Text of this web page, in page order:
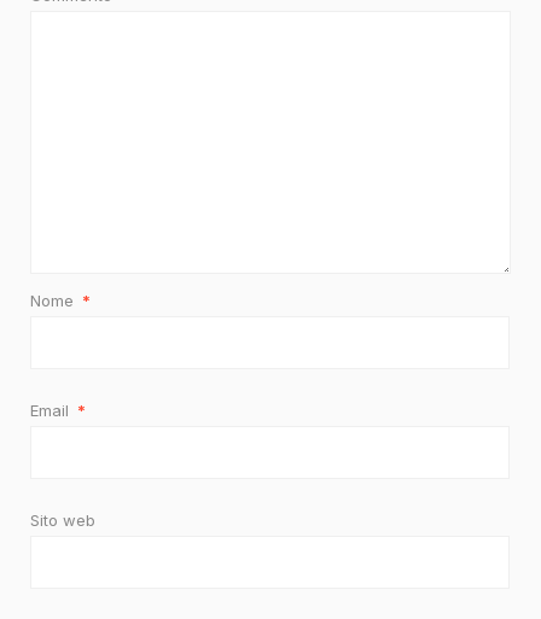
Nome *
Email *
Sito web